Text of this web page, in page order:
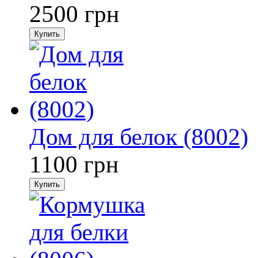
2500 грн
Купить
Дом для белок (8002)
1100 грн
Купить